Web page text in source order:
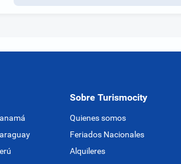
Sobre Turismocity
Quienes somos
Feriados Nacionales
Alquileres